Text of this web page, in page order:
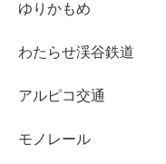
ゆりかもめ
わたらせ渓谷鉄道
アルピコ交通
モノレール